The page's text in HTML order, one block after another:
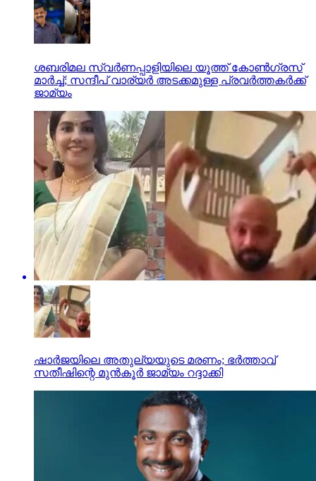
ശബരിമല സ്വര്‍ണപ്പാളിയിലെ യൂത്ത് കോണ്‍ഗ്രസ്
മാര്‍ച്ച്; സന്ദീപ് വാര്യര്‍ അടക്കമുള്ള പ്രവർത്തകർക്ക്
ജാമ്യം
ഷാർജയിലെ അതുല്യയുടെ മരണം; ഭർത്താവ്
സതീഷിന്റെ മുൻകൂർ ജാമ്യം റദ്ദാക്കി